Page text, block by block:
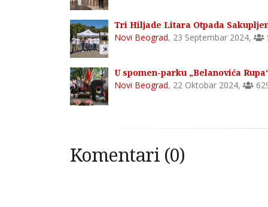
Tri Hiljade Litara Otpada
Novi Beograd, 23 Septembar 2024,
U spomen-parku „Belanovića
Novi Beograd, 22 Oktobar 2024,
Komentari (0)